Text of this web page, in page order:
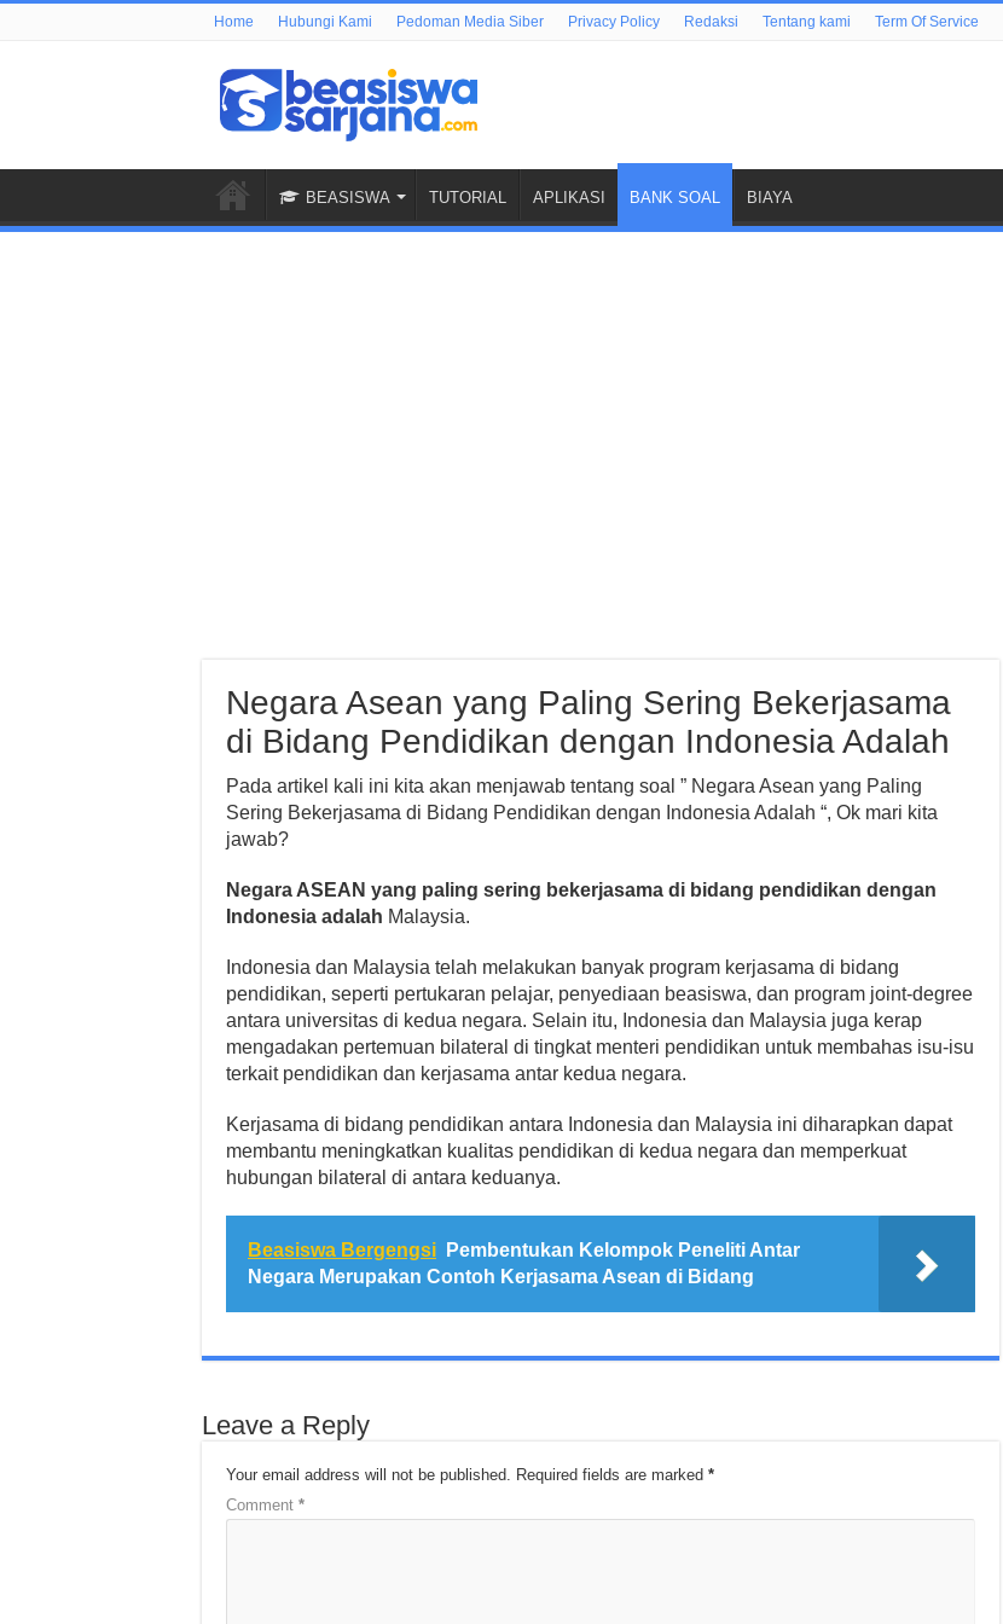
Home Hubungi Kami Pedoman Media Siber Privacy Policy Redaksi Tentang kami Term Of Service
BEASISWA TUTORIAL APLIKASI BANK SOAL BIAYA
Negara Asean yang Paling Sering Bekerjasama
di Bidang Pendidikan dengan Indonesia Adalah
Pada artikel kali ini kita akan menjawab tentang soal ” Negara Asean yang Paling
Sering Bekerjasama di Bidang Pendidikan dengan Indonesia Adalah “, Ok mari kita
jawab?
Negara ASEAN yang paling sering bekerjasama di bidang pendidikan dengan
Indonesia adalah Malaysia.
Indonesia dan Malaysia telah melakukan banyak program kerjasama di bidang
pendidikan, seperti pertukaran pelajar, penyediaan beasiswa, dan program joint-degree
antara universitas di kedua negara. Selain itu, Indonesia dan Malaysia juga kerap
mengadakan pertemuan bilateral di tingkat menteri pendidikan untuk membahas isu-isu
terkait pendidikan dan kerjasama antar kedua negara.
Kerjasama di bidang pendidikan antara Indonesia dan Malaysia ini diharapkan dapat
membantu meningkatkan kualitas pendidikan di kedua negara dan memperkuat
hubungan bilateral di antara keduanya.
Beasiswa Bergengsi
Pembentukan Kelompok Peneliti Antar
Negara Merupakan Contoh Kerjasama Asean di Bidang
Leave a Reply
Your email address will not be published. Required fields are marked *
Comment *